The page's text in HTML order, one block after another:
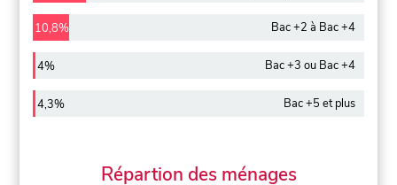
10,8% Bac +2 à Bac +4
4% Bac +3 ou Bac +4
4,3% Bac +5 et plus
Répartion des ménages